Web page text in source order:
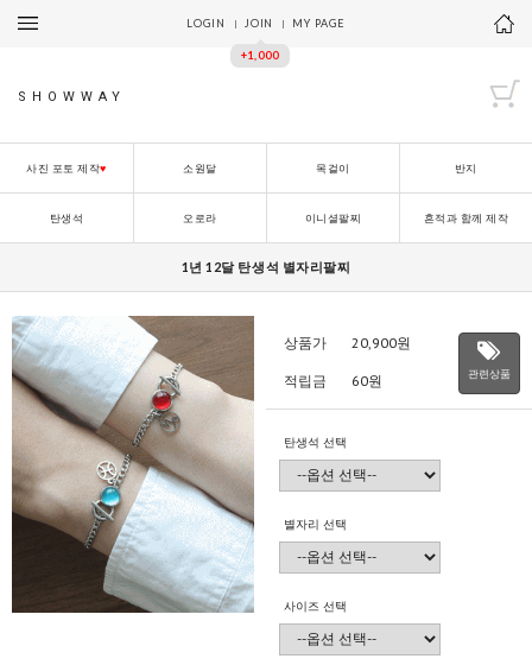
LOGIN JOIN
+1,000
MY PAGE
SHOWWAY
사진 포토 제작♥ 소원달 목걸이 반지
탄생석 오로라 이니셜팔찌 흔적과 함께 제작
1년 12달 탄생석 별자리팔찌
상품가 20,900원
적립금 60원 관련상품
탄생석 선택
별자리 선택
사이즈 선택